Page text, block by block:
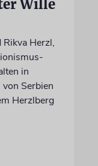
Wille
Herzl,
in
Serbien
Herzlberg